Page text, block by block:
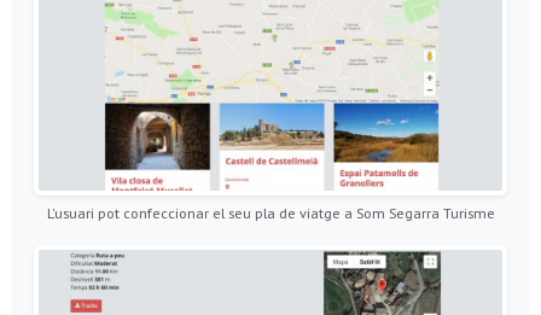
L'usuari pot confeccionar el seu pla de viatge a Som Segarra Turisme